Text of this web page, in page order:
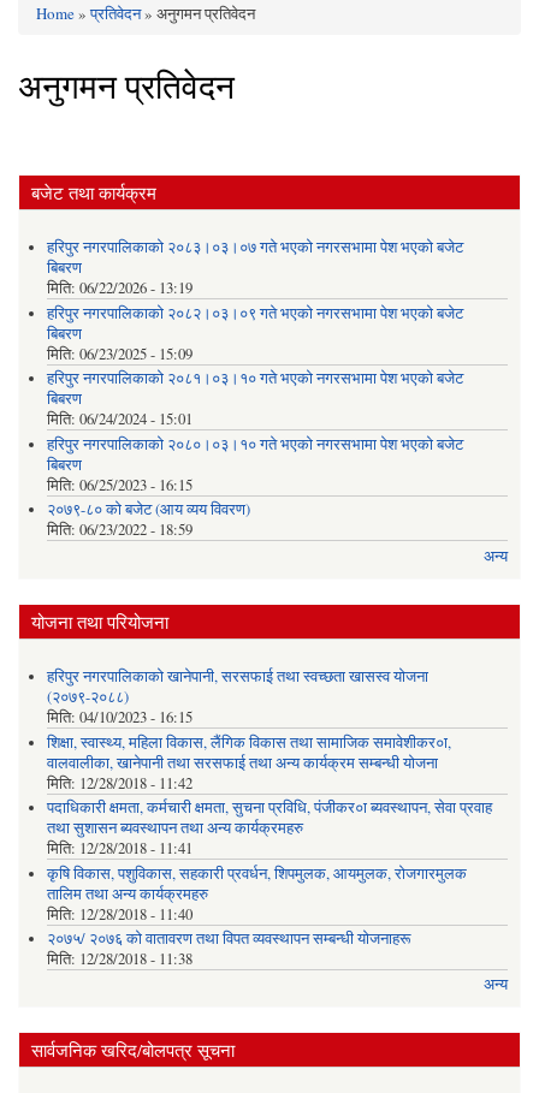
You are here
Home»प्रतिवेदन» अनुगमन प्रतिवेदन
अनुगमन प्रतिवेदन
बजेट तथा कार्यक्रम
हरिपुर नगरपालिकाको २०८३।०३।०७ गते भएको नगरसभामा पेश भएको बजेट
बिबरण
मिति: 06/22/2026 - 13:19
हरिपुर नगरपालिकाको २०८२।०३।०९ गते भएको नगरसभामा पेश भएको बजेट
बिबरण
मिति: 06/23/2025 - 15:09
हरिपुर नगरपालिकाको २०८१।०३।१० गते भएको नगरसभामा पेश भएको बजेट
बिबरण
मिति: 06/24/2024 - 15:01
हरिपुर नगरपालिकाको २०८०।०३।१० गते भएको नगरसभामा पेश भएको बजेट
बिबरण
मिति: 06/25/2023 - 16:15
२०७९-८० को बजेट (आय व्यय विवरण)
मिति: 06/23/2022 - 18:59
अन्य
योजना तथा परियोजना
हरिपुर नगरपालिकाको खानेपानी, सरसफाई तथा स्वच्छता खासस्व योजना
(२०७९-२०८८)
मिति: 04/10/2023 - 16:15
शिक्षा, स्वास्थ्य, महिला विकास, लैंगिक विकास तथा सामाजिक समावेशीकर०ा,
वालवालीका, खानेपानी तथा सरसफाई तथा अन्य कार्यक्रम सम्बन्धी योजना
मिति: 12/28/2018 - 11:42
पदाधिकारी क्षमता, कर्मचारी क्षमता, सुचना प्रविधि, पंजीकर०ा ब्यवस्थापन, सेवा प्रवाह
तथा सुशासन ब्यवस्थापन तथा अन्य कार्यक्रमहरु
मिति: 12/28/2018 - 11:41
कृषि विकास, पशुविकास, सहकारी प्रवर्धन, शिपमुलक, आयमुलक, रोजगारमुलक
तालिम तथा अन्य कार्यक्रमहरु
मिति: 12/28/2018 - 11:40
२०७५/ २०७६ को वातावरण तथा विपत व्यवस्थापन सम्बन्धी योजनाहरू
मिति: 12/28/2018 - 11:38
अन्य
सार्वजनिक खरिद/बोलपत्र सूचना